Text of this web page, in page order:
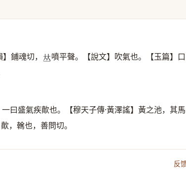
鋪魂切， 𠀤噴平聲。【說文】吹氣也。【玉篇】口
曰盛氣疾歕也。【穆天子傳·黃澤謠】黃之池，其馬
，䮧也，善問切。
反